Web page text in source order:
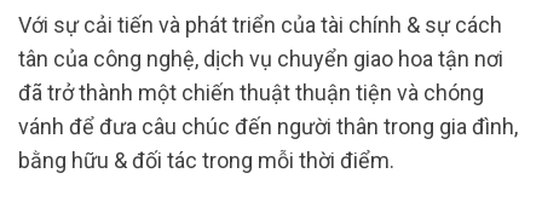
Với sự cải tiến và phát triển của tài chính & sự cách
tân của công nghệ, dịch vụ chuyển giao hoa tận nơi
đã trở thành một chiến thuật thuận tiện và chóng
vánh để đưa câu chúc đến người thân trong gia đình,
bằng hữu & đối tác trong mỗi thời điểm.